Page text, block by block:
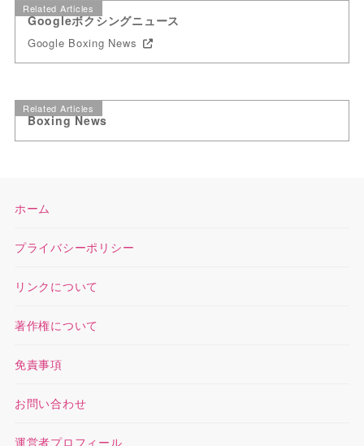
Related Articles
Googleボクシングニュース
Google Boxing News
Related Articles
Boxing News
ホーム
プライバシーポリシー
リンクについて
著作権について
免責事項
お問い合わせ
運営者プロフィール